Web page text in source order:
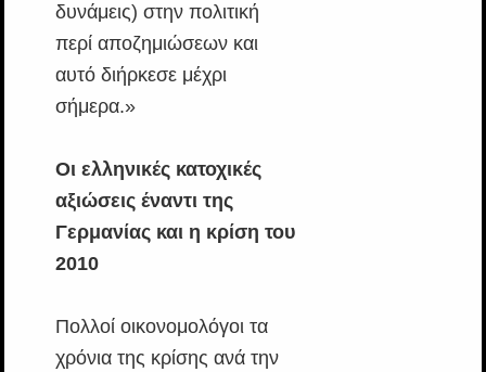
δυνάμεις) στην πολιτική
περί αποζημιώσεων και
αυτό διήρκεσε μέχρι
σήμερα.»
Οι ελληνικές κατοχικές
αξιώσεις έναντι της
Γερμανίας και η κρίση του
2010
Πολλοί οικονομολόγοι τα
χρόνια της κρίσης ανά την